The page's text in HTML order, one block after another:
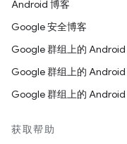
Android 博客
Google 安全博客
Google 群组上的
Google 群组上的
Google 群组上的
获取帮助